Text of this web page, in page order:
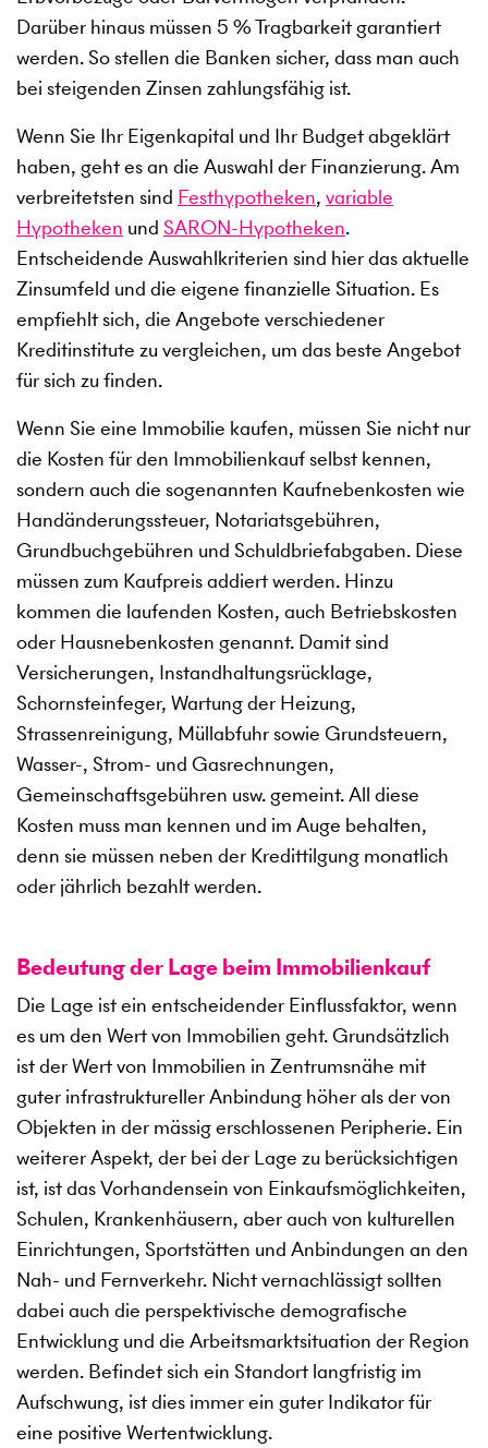
Darüber hinaus müssen 5 % Tragbarkeit garantiert
werden. So stellen die Banken sicher, dass man auch
bei steigenden Zinsen zahlungsfähig ist.
Wenn Sie Ihr Eigenkapital und Ihr Budget abgeklärt
haben, geht es an die Auswahl der Finanzierung. Am
verbreitetsten sind Festhypotheken, variable
Hypotheken und SARON-Hypotheken.
Entscheidende Auswahlkriterien sind hier das aktuelle
Zinsumfeld und die eigene finanzielle Situation. Es
empfiehlt sich, die Angebote verschiedener
Kreditinstitute zu vergleichen, um das beste Angebot
für sich zu finden.
Wenn Sie eine Immobilie kaufen, müssen Sie nicht nur
die Kosten für den Immobilienkauf selbst kennen,
sondern auch die sogenannten Kaufnebenkosten wie
Handänderungssteuer, Notariatsgebühren,
Grundbuchgebühren und Schuldbriefabgaben. Diese
müssen zum Kaufpreis addiert werden. Hinzu
kommen die laufenden Kosten, auch Betriebskosten
oder Hausnebenkosten genannt. Damit sind
Versicherungen, Instandhaltungsrücklage,
Schornsteinfeger, Wartung der Heizung,
Strassenreinigung, Müllabfuhr sowie Grundsteuern,
Wasser-, Strom- und Gasrechnungen,
Gemeinschaftsgebühren usw. gemeint. All diese
Kosten muss man kennen und im Auge behalten,
denn sie müssen neben der Kredittilgung monatlich
oder jährlich bezahlt werden.
Bedeutung der Lage beim Immobilienkauf
Die Lage ist ein entscheidender Einflussfaktor, wenn
es um den Wert von Immobilien geht. Grundsätzlich
ist der Wert von Immobilien in Zentrumsnähe mit
guter infrastruktureller Anbindung höher als der von
Objekten in der mässig erschlossenen Peripherie. Ein
weiterer Aspekt, der bei der Lage zu berücksichtigen
ist, ist das Vorhandensein von Einkaufsmöglichkeiten,
Schulen, Krankenhäusern, aber auch von kulturellen
Einrichtungen, Sportstätten und Anbindungen an den
Nah- und Fernverkehr. Nicht vernachlässigt sollten
dabei auch die perspektivische demografische
Entwicklung und die Arbeitsmarktsituation der Region
werden. Befindet sich ein Standort langfristig im
Aufschwung, ist dies immer ein guter Indikator für
eine positive Wertentwicklung.